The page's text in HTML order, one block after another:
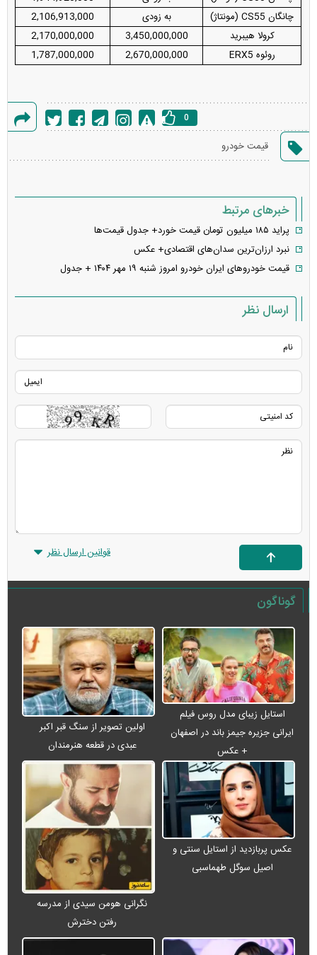
چانگان CS55 (مونتاژ)
به زودی
2,106,913,000
کرولا هیبرید
3,450,000,000
2,170,000,000
روئوه ERX5
2,670,000,000
1,787,000,000
خطا
0
قیمت خودرو
خبرهای مرتبط
پراید ۱۸۵ میلیون تومان قیمت خورد+ جدول قیمت‌ها
نبرد ارزان‌ترین سدان‌های اقتصادی+ عکس
قیمت خودرو‌های ایران خودرو امروز شنبه ۱۹ مهر ۱۴۰۴ + جدول
ارسال نظر
قوانین ارسال نظر
گوناگون
استایل زیبای مدل روس فیلم
ایرانی جزیره جیمز باند در اصفهان
+ عکس
اولین تصویر از سنگ قبر اکبر
عبدی در قطعه هنرمندان
عکس پربازدید از استایل سنتی و
اصیل سوگل طهماسبی
نگرانی هومن سیدی از مدرسه
رفتن دخترش